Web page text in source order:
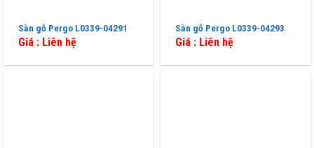
Sàn gỗ Pergo L0339-04291
Giá : Liên hệ
Sàn gỗ Pergo L0339-04293
Giá : Liên hệ